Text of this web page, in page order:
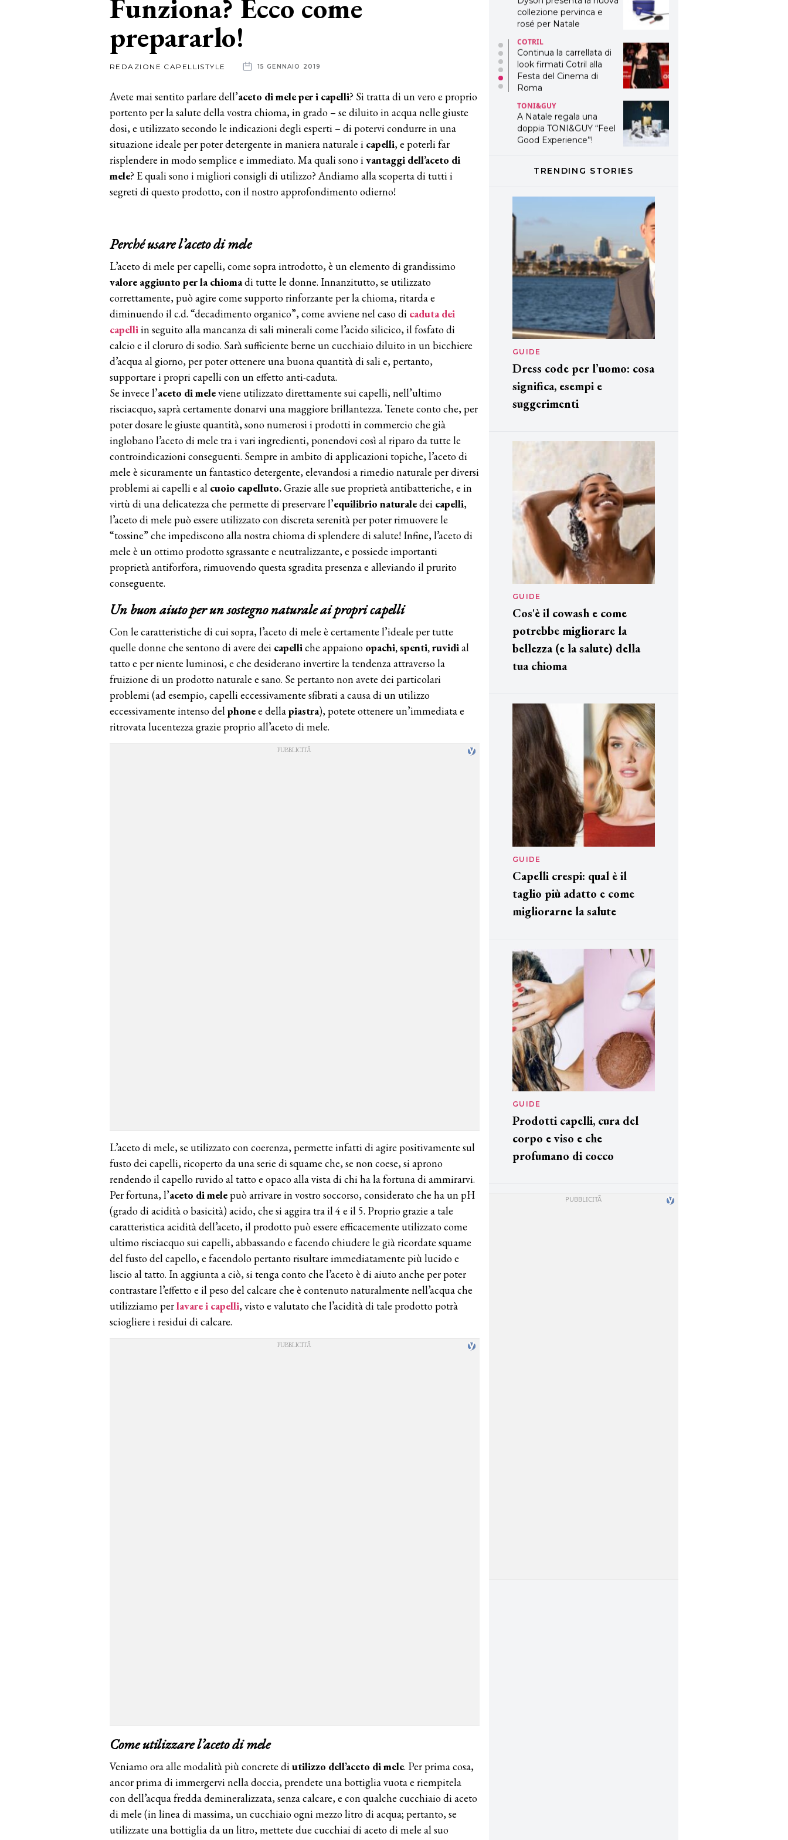
Funziona? Ecco come
prepararlo!
REDAZIONE CAPELLISTYLE 15 GENNAIO 2019
Avete mai sentito parlare dell’aceto di mele per i capelli? Si tratta di un vero e proprio
portento per la salute della vostra chioma, in grado – se diluito in acqua nelle giuste
dosi, e utilizzato secondo le indicazioni degli esperti – di potervi condurre in una
situazione ideale per poter detergente in maniera naturale i capelli, e poterli far
risplendere in modo semplice e immediato. Ma quali sono i vantaggi dell’aceto di
mele? E quali sono i migliori consigli di utilizzo? Andiamo alla scoperta di tutti i
segreti di questo prodotto, con il nostro approfondimento odierno!
Perché usare l’aceto di mele
L’aceto di mele per capelli, come sopra introdotto, è un elemento di grandissimo
valore aggiunto per la chiomadi tutte le donne. Innanzitutto, se utilizzato
correttamente, può agire come supporto rinforzante per la chioma, ritarda e
diminuendo il c.d. “decadimento organico”, come avviene nel caso di caduta dei
capelli in seguito alla mancanza di sali minerali come l’acido silicico, il fosfato di
calcio e il cloruro di sodio. Sarà sufficiente berne un cucchiaio diluito in un bicchiere
d’acqua al giorno, per poter ottenere una buona quantità di sali e, pertanto,
supportare i propri capelli con un effetto anti-caduta.
Se invece l’aceto di meleviene utilizzato direttamente sui capelli, nell’ultimo
risciacquo, saprà certamente donarvi una maggiore brillantezza. Tenete conto che, per
poter dosare le giuste quantità, sono numerosi i prodotti in commercio che già
inglobano l’aceto di mele tra i vari ingredienti, ponendovi così al riparo da tutte le
controindicazioni conseguenti. Sempre in ambito di applicazioni topiche, l’aceto di
mele è sicuramente un fantastico detergente, elevandosi a rimedio naturale per diversi
problemi ai capelli e al cuoio capelluto.Grazie alle sue proprietà antibatteriche, e in
virtù di una delicatezza che permette di preservare l’equilibrio naturaledei capelli,
l’aceto di mele può essere utilizzato con discreta serenità per poter rimuovere le
“tossine” che impediscono alla nostra chioma di splendere di salute! Infine, l’aceto di
mele è un ottimo prodotto sgrassante e neutralizzante, e possiede importanti
proprietà antiforfora, rimuovendo questa sgradita presenza e alleviando il prurito
conseguente.
Un buon aiuto per un sostegno naturale ai propri capelli
Con le caratteristiche di cui sopra, l’aceto di mele è certamente l’ideale per tutte
quelle donne che sentono di avere dei capelli che appaiono opachi, spenti, ruvidi al
tatto e per niente luminosi, e che desiderano invertire la tendenza attraverso la
fruizione di un prodotto naturale e sano. Se pertanto non avete dei particolari
problemi (ad esempio, capelli eccessivamente sfibrati a causa di un utilizzo
eccessivamente intenso del phonee dellapiastra), potete ottenere un’immediata e
ritrovata lucentezza grazie proprio all’aceto di mele.
L’aceto di mele, se utilizzato con coerenza, permette infatti di agire positivamente sul
fusto dei capelli, ricoperto da una serie di squame che, se non coese, si aprono
rendendo il capello ruvido al tatto e opaco alla vista di chi ha la fortuna di ammirarvi.
Per fortuna, l’aceto di melepuò arrivare in vostro soccorso, considerato che ha un pH
(grado di acidità o basicità) acido, che si aggira tra il 4 e il 5. Proprio grazie a tale
caratteristica acidità dell’aceto, il prodotto può essere efficacemente utilizzato come
ultimo risciacquo sui capelli, abbassando e facendo chiudere le già ricordate squame
del fusto del capello, e facendolo pertanto risultare immediatamente più lucido e
liscio al tatto. In aggiunta a ciò, si tenga conto che l’aceto è di aiuto anche per poter
contrastare l’effetto e il peso del calcare che è contenuto naturalmente nell’acqua che
utilizziamo perlavare i capelli, visto e valutato che l’acidità di tale prodotto potrà
sciogliere i residui di calcare.
Come utilizzare l’aceto di mele
Veniamo ora alle modalità più concrete di utilizzo dell’aceto di mele. Per prima cosa,
ancor prima di immergervi nella doccia, prendete una bottiglia vuota e riempitela
con dell’acqua fredda demineralizzata, senza calcare, e con qualche cucchiaio di aceto
di mele (in linea di massima, un cucchiaio ogni mezzo litro di acqua; pertanto, se
utilizzate una bottiglia da un litro, mettete due cucchiai di aceto di mele al suo
collezione pervinca e
rosé per Natale
COTRIL
Continua la carrellata di
look firmati Cotril alla
Festa del Cinema di
Roma
TONI&GUY
A Natale regala una
doppia TONI&GUY “Feel
Good Experience”!
LABEL.M lancia la sua
DAVINES
cofanetti beauty preziosi
per un regalo adatto ad
ogni capello
TRENDING STORIES
GUIDE
Dress code per l’uomo: cosa
significa, esempi e
suggerimenti
GUIDE
Cos'è il cowash e come
potrebbe migliorare la
bellezza (e la salute) della
tua chioma
GUIDE
Capelli crespi: qual è il
taglio più adatto e come
migliorarne la salute
GUIDE
Prodotti capelli, cura del
corpo e viso e che
profumano di cocco